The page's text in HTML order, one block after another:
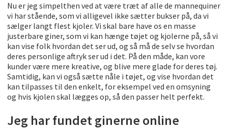
Nu er jeg simpelthen ved at være træt af alle de mannequiner
vi har stående, som vi alligevel ikke sætter bukser på, da vi
sælger langt flest kjoler. Vi skal bare have os en masse
justerbare giner, som vi kan hænge tøjet og kjolerne på, så vi
kan vise folk hvordan det ser ud, og så må de selv se hvordan
deres personlige aftryk ser ud i det. På den måde, kan vore
kunder være mere kreative, og blive mere glade for deres tøj.
Samtidig, kan vi også sætte nåle i tøjet, og vise hvordan det
kan tilpasses til den enkelt, for eksempel ved en omsyning
og hvis kjolen skal lægges op, så den passer helt perfekt.
Jeg har fundet ginerne online